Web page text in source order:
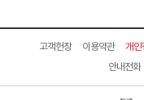
고객헌장 이용약관 개인
안내전